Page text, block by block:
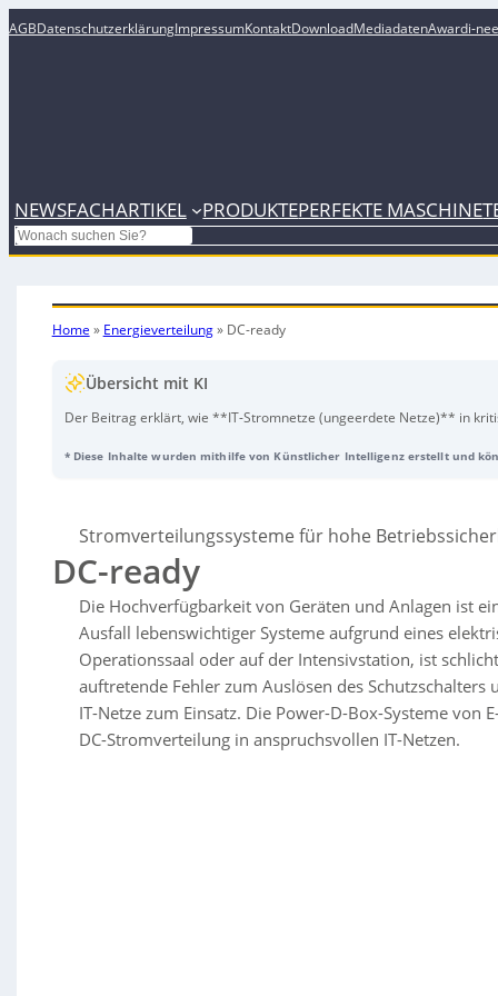
AGBDatenschutzerklärungImpressumKontaktDownloadMediadatenAwardi-
NEWSFACHARTIKEL PRODUKTEPERFEKTE MASCHINE
Search
Home » Energieverteilung» DC-ready
Übersicht mit KI
Der Beitrag erklärt, wie **IT-Stromnetze (ungeerdete Netze)** in
abgeschaltet**, stattdessen löst die **Isolationsüberwachung
Netze** ist häufig eine **allpolige (zweipolige) Absicherung**
**vollständig spannungsfrei** sind; mehrere Normen unterstützen
modulare Stromverteilersysteme für **DC (48–565 V)** und auch
Schutzschalternfür schnellen Austausch. Je nach Einsatz gibt es
**redundante Einspeisungen**, **Sammelsignalisierung** fürs
integrierte Erdungsanschlüsse. Fazit: Die Kombination aus **IT-
und Wartungsfreundlichkeit in kritischen Infrastrukturen.
* Diese Inhalte wurden mithilfe von Künstlicher Intelligenz erstellt und
Stromverteilungssysteme für hohe
DC-ready
Die Hochverfügbarkeit von Geräten und Anlagen ist
Ausfall lebenswichtiger Systeme aufgrund eines
Operationssaal oder auf der Intensivstation, ist
auftretende Fehler zum Auslösen des
IT-Netze zum Einsatz. Die Power-D-Box-Systeme
DC-Stromverteilung in anspruchsvollen IT-Netzen.